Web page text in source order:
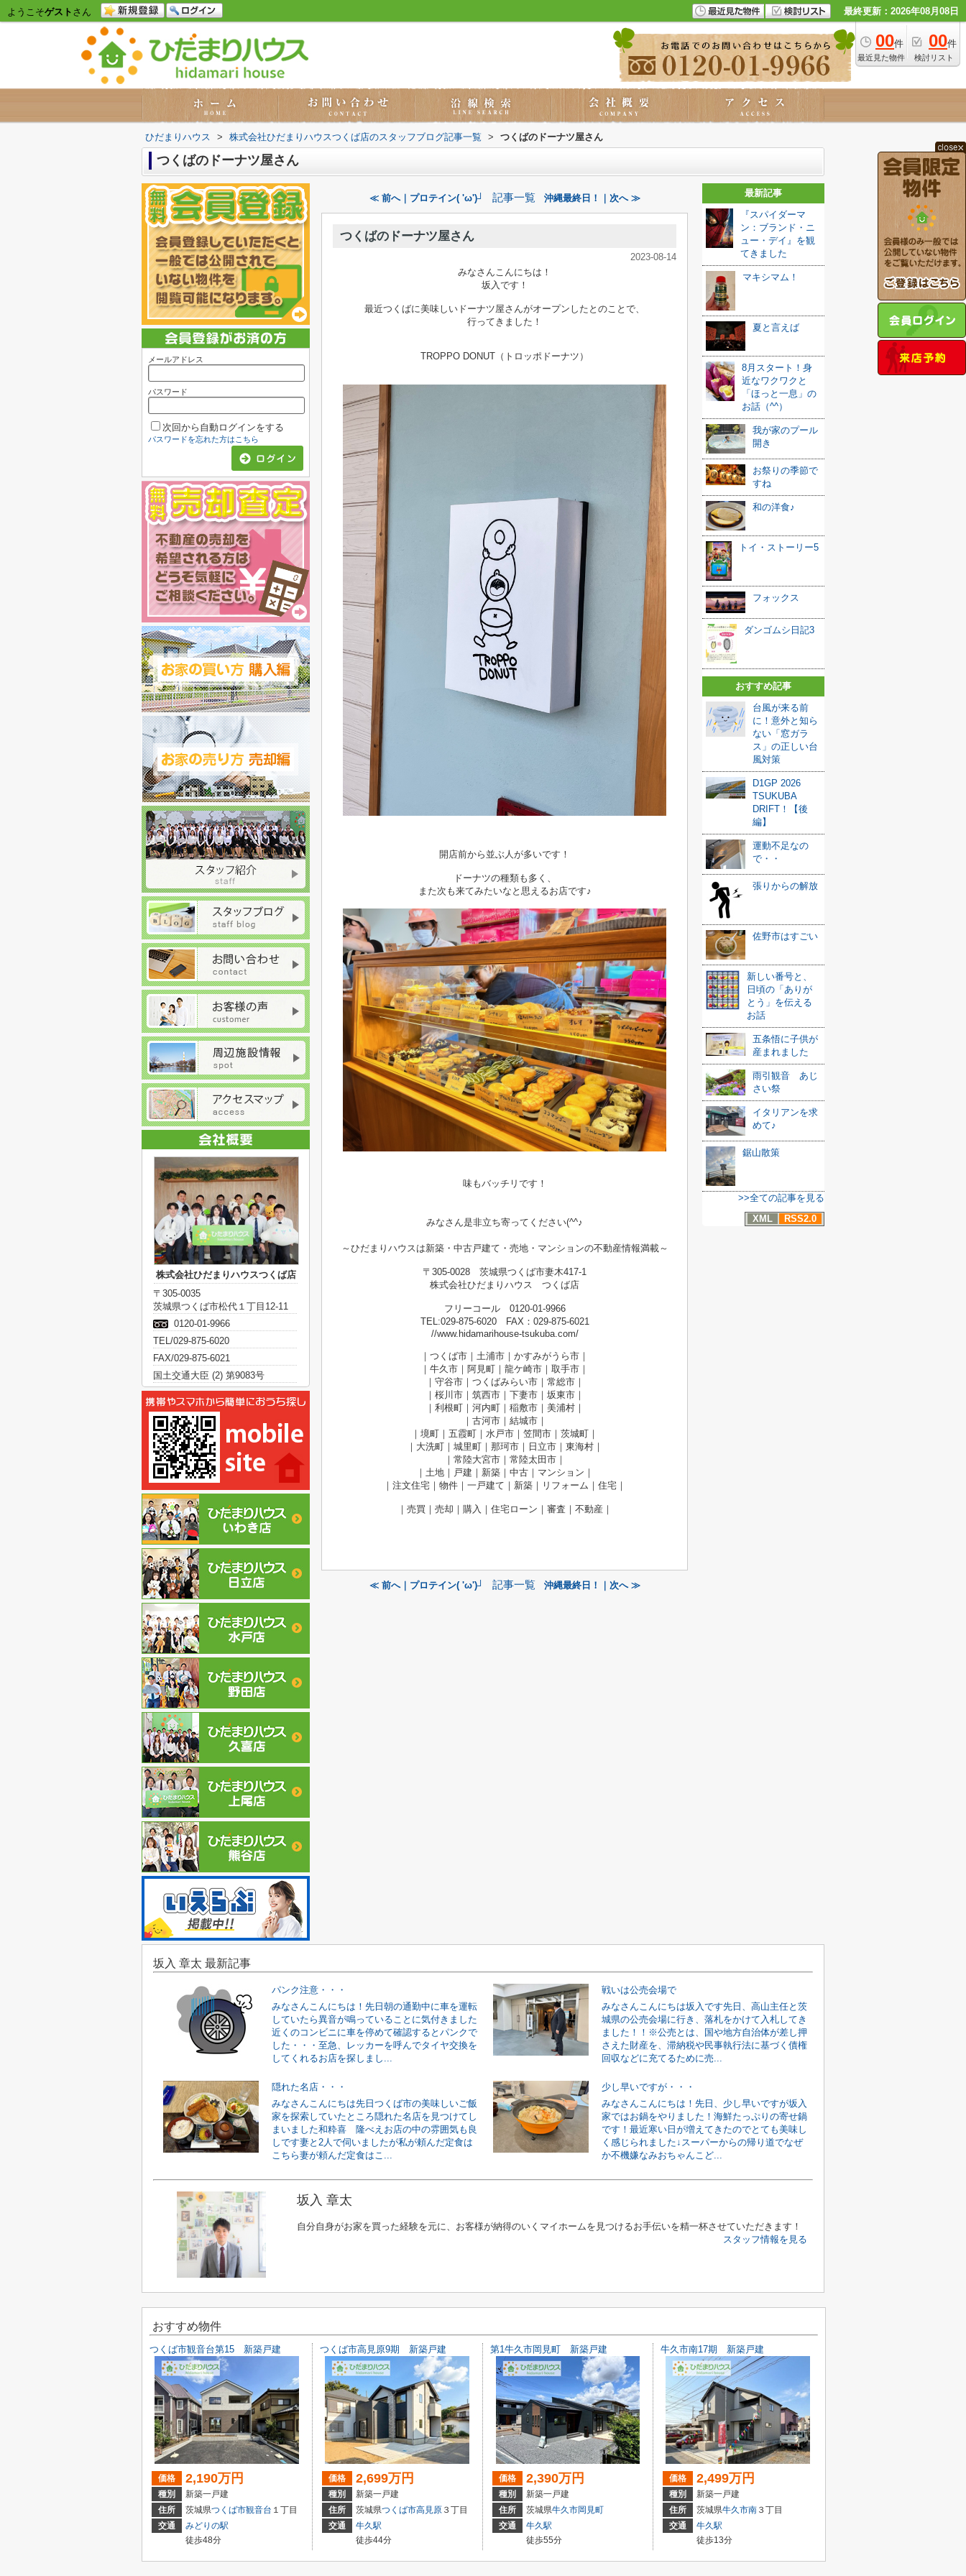
ようこそゲスト さん 最終更新：2026年08月08日
00件
最近見た物件
00件
検討リスト
ひだまりハウス > 株式会社ひだまりハウスつくば店のスタッフブログ記事一覧 > つくばのドーナツ屋さん
つくばのドーナツ屋さん
≪ 前へ｜プロテイン( 'ω')┘ 記事一覧 沖縄最終日！｜次へ ≫
つくばのドーナツ屋さん
2023-08-14
みなさんこんにちは！
坂入です！
最近つくばに美味しいドーナツ屋さんがオープンしたとのことで、
行ってきました！
TROPPO DONUT（トロッポドーナツ）
開店前から並ぶ人が多いです！
ドーナツの種類も多く、
また次も来てみたいなと思えるお店です♪
味もバッチリです！
みなさん是非立ち寄ってください(^^♪
～ひだまりハウスは新築・中古戸建て・売地・マンションの不動産情報満載～
〒305-0028 茨城県つくば市妻木417-1
株式会社ひだまりハウス つくば店
フリーコール 0120-01-9966
TEL:029-875-6020 FAX：029-875-6021
//www.hidamarihouse-tsukuba.com/
｜つくば市｜土浦市｜かすみがうら市｜
｜牛久市｜阿見町｜龍ケ崎市｜取手市｜
｜守谷市｜つくばみらい市｜常総市｜
｜桜川市｜筑西市｜下妻市｜坂東市｜
｜利根町｜河内町｜稲敷市｜美浦村｜
｜古河市｜結城市｜
｜境町｜五霞町｜水戸市｜笠間市｜茨城町｜
｜大洗町｜城里町｜那珂市｜日立市｜東海村｜
｜常陸大宮市｜常陸太田市｜
｜土地｜戸建｜新築｜中古｜マンション｜
｜注文住宅｜物件｜一戸建て｜新築｜リフォーム｜住宅｜
｜売買｜売却｜購入｜住宅ローン｜審査｜不動産｜
≪ 前へ｜プロテイン( 'ω')┘ 記事一覧 沖縄最終日！｜次へ ≫
最新記事
『スパイダーマ
ン：ブランド・ニ
ュー・デイ』を観
てきました️
マキシマム！
夏と言えば
8月スタート！身
近なワクワクと
「ほっと一息」の
お話（^^）
我が家のプール
開き
お祭りの季節で
すね
和の洋食♪
トイ・ストーリー5
フォックス
ダンゴムシ日記3
おすすめ記事
台風が来る前
に！意外と知ら
ない「窓ガラ
ス」の正しい台
風対策
D1GP 2026
TSUKUBA
DRIFT！【後
編】
運動不足なの
で・・
張りからの解放
佐野市はすごい
新しい番号と、
日頃の「ありが
とう」を伝える
お話
五条悟に子供が
産まれました
雨引観音 あじ
さい祭
イタリアンを求
めて♪
鋸山散策
>>全ての記事を見る
XML
RSS2.0
メールアドレス
パスワード
次回から自動ログインをする
パスワードを忘れた方はこちら
株式会社ひだまりハウスつくば店
〒305-0035
茨城県つくば市松代１丁目12-11
0120-01-9966
TEL/029-875-6020
FAX/029-875-6021
国土交通大臣 (2) 第9083号
坂入 章太 最新記事
パンク注意・・・
みなさんこんにちは！先日朝の通勤中に車を運転
していたら異音が鳴っていることに気付きました
近くのコンビニに車を停めて確認するとパンクで
した・・・至急、レッカーを呼んでタイヤ交換を
してくれるお店を探しまし...
戦いは公売会場で
みなさんこんにちは坂入です先日、高山主任と茨
城県の公売会場に行き、落札をかけて入札してき
ました！！※公売とは、国や地方自治体が差し押
さえた財産を、滞納税や民事執行法に基づく債権
回収などに充てるために売...
隠れた名店・・・
みなさんこんにちは先日つくば市の美味しいご飯
家を探索していたところ隠れた名店を見つけてし
まいました和粋喜 隆べえお店の中の雰囲気も良
しです妻と2人で伺いましたが私が頼んだ定食は
こちら妻が頼んだ定食はこ...
少し早いですが・・・
みなさんこんにちは！先日、少し早いですが坂入
家ではお鍋をやりました！海鮮たっぷりの寄せ鍋
です！最近寒い日が増えてきたのでとても美味し
く感じられました↓スーパーからの帰り道でなぜ
か不機嫌なみおちゃんこど...
坂入 章太
自分自身がお家を買った経験を元に、お客様が納得のいくマイホームを見つけるお手伝いを精一杯させていただきます！
スタッフ情報を見る
おすすめ物件
つくば市観音台第15 新築戸建
価格 2,190万円
種別
新築一戸建
住所
茨城県つくば市観音台 １丁目
交通
みどりの駅
徒歩48分
つくば市高見原9期 新築戸建
価格 2,699万円
種別
新築一戸建
住所
茨城県つくば市高見原 ３丁目
交通
牛久駅
徒歩44分
第1牛久市岡見町 新築戸建
価格 2,390万円
種別
新築一戸建
住所
茨城県牛久市岡見町
交通
牛久駅
徒歩55分
牛久市南17期 新築戸建
価格 2,499万円
種別
新築一戸建
住所
茨城県牛久市南 ３丁目
交通
牛久駅
徒歩13分